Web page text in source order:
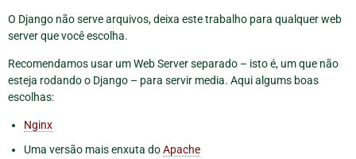
O Django não serve arquivos, deixa este trabalho para qualquer web
server que você escolha.
Recomendamos usar um Web Server separado – isto é, um que não
esteja rodando o Django – para servir media. Aqui algums boas
escolhas:
Nginx
Uma versão mais enxuta doApache